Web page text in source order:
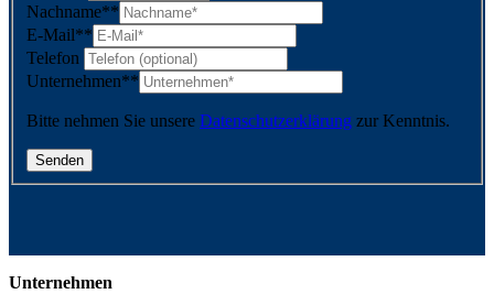
Nachname**
E-Mail**
Telefon
Unternehmen**
Bitte nehmen Sie unsere Datenschutzerklärung zur Kenntnis.
Unternehmen